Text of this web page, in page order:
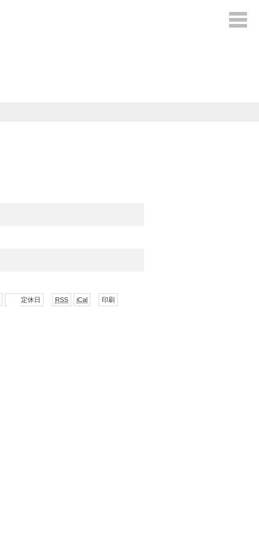
定休日 RSS
購
iCal
式
印刷
示